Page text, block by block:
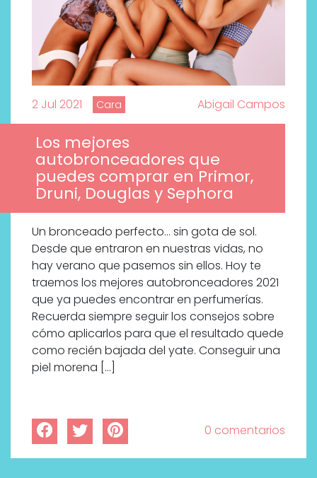
2 Jul 2021 Cara Abigail Campos
Los mejores
autobronceadores que
puedes comprar en Primor,
Druni, Douglas y Sephora
Un bronceado perfecto… sin gota de sol.
Desde que entraron en nuestras vidas, no
hay verano que pasemos sin ellos. Hoy te
traemos los mejores autobronceadores 2021
que ya puedes encontrar en perfumerías.
Recuerda siempre seguir los consejos sobre
cómo aplicarlos para que el resultado quede
como recién bajada del yate. Conseguir una
piel morena […]
0 comentarios